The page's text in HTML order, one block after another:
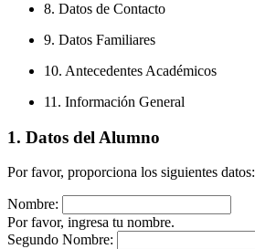
8. Datos de Contacto
9. Datos Familiares
10. Antecedentes Académicos
11. Información General
1. Datos del Alumno
Por favor, proporciona los siguientes datos:
Nombre:
Por favor, ingresa tu nombre.
Segundo Nombre: